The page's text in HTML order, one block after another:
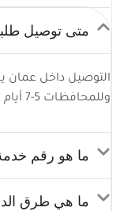
متى توصيل
وللمحافظات 5-7 أيام كحد أقصى.
ما هو رقم
ما هي طرق